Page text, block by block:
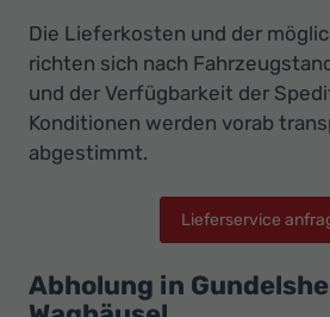
Die Lieferkosten und der
richten sich nach
und der Verfügbarkeit der
Konditionen werden vorab
abgestimmt.
Lieferservice
Abholung in